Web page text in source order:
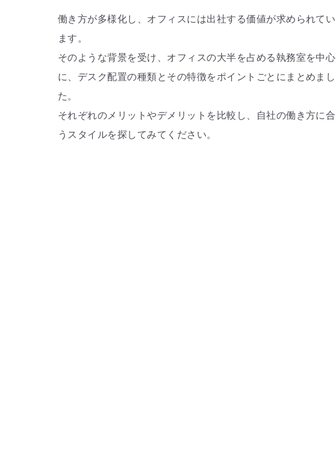
働き方が多様化し、オフィスには出社する価値が求められてい
ます。
そのような背景を受け、オフィスの大半を占める執務室を中心
に、デスク配置の種類とその特徴をポイントごとにまとめまし
た。
それぞれのメリットやデメリットを比較し、自社の働き方に合
うスタイルを探してみてください。